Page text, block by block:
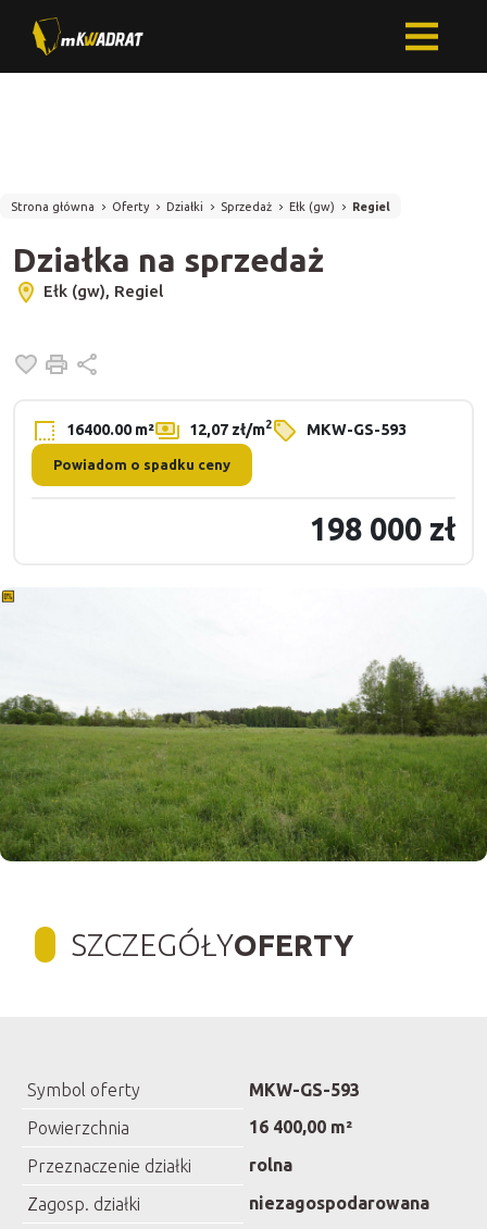
Strona główna Oferty Działki Sprzedaż Ełk (gw) Regiel
Działka na sprzedaż
Ełk (gw), Regiel
Dodaj do ulubionych
Drukuj
16400.00 m² 12,07 zł/m2 MKW-GS-593
Powiadom o spadku ceny
198 000 zł
SZCZEGÓŁYOFERTY
Symbol oferty
MKW-GS-593
Powierzchnia
16 400,00 m²
Przeznaczenie działki
rolna
Zagosp. działki
niezagospodarowana